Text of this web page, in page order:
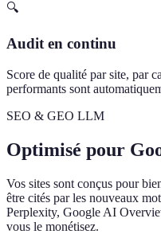
🔍
Audit en continu
Score de qualité par site, par
performants sont
SEO & GEO LLM
Optimisé pour
Vos sites sont conçus pour
être cités par les nouveaux
Perplexity, Google AI
vous le monétisez.